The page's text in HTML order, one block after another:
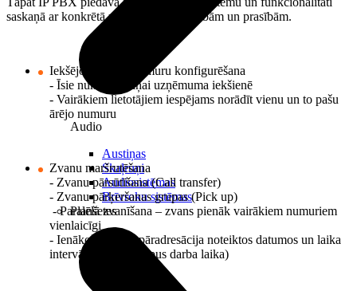
Audio
Austiņas
Skaļruņi
Audiosistēmas
Brīvroku sistēmas
Planšetes
saskaņā ar konkrētā uzņēmuma vajadzībām un prasībām.
Iekšējo un ārējo numuru konfigurēšana
- Īsie numuri saziņai uzņēmuma iekšienē
- Vairākiem lietotājiem iespējams norādīt vienu un to pašu
ārējo numuru
Zvanu maršrutēšana
- Zvanu pārsūtīšana (Call transfer)
- Zvanu pārķeršanas grupas (Pick up)
- Paralēlā zvanīšana – zvans pienāk vairākiem numuriem
vienlaicīgi
- Ienākošo zvanu pāradresācija noteiktos datumos un laika
intervālos (piem., ārpus darba laika)